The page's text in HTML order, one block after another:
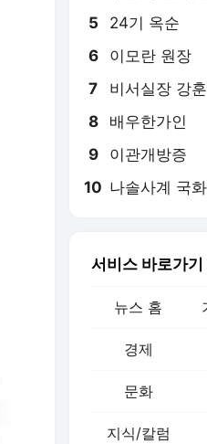
5 24기 옥순
6 이모란 원장
7 비서실장 강
8 배우한가인
9 이관개방증
10 나솔사계 국화
서비스 바로가기
뉴스 홈
경제
문화
지식/칼럼